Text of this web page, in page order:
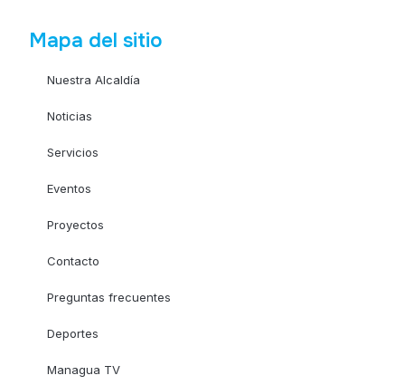
Mapa del sitio
Nuestra Alcaldía
Noticias
Servicios
Eventos
Proyectos
Contacto
Preguntas frecuentes
Deportes
Managua TV